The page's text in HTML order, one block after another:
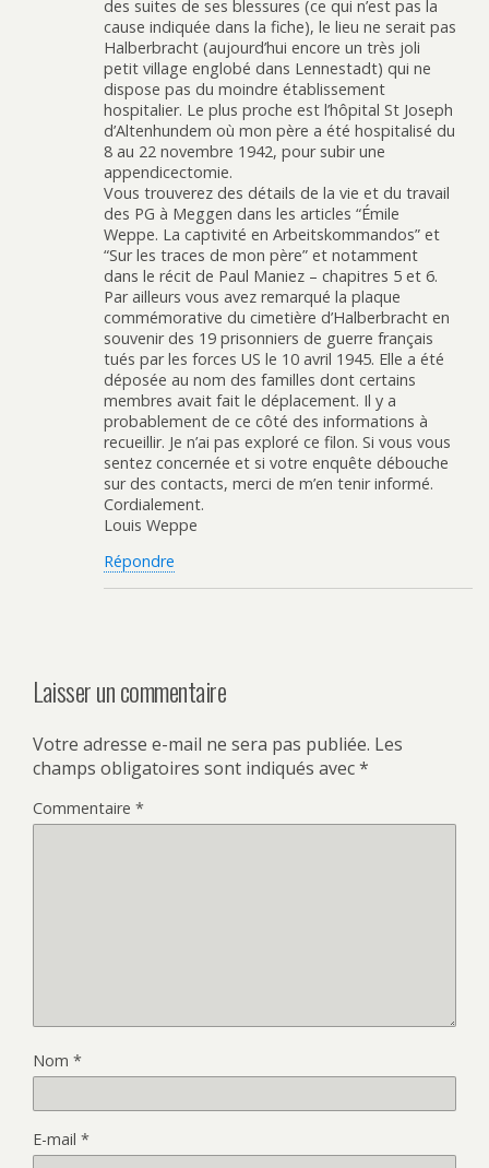
des suites de ses blessures (ce qui n’est pas la
cause indiquée dans la fiche), le lieu ne serait pas
Halberbracht (aujourd’hui encore un très joli
petit village englobé dans Lennestadt) qui ne
dispose pas du moindre établissement
hospitalier. Le plus proche est l’hôpital St Joseph
d’Altenhundem où mon père a été hospitalisé du
8 au 22 novembre 1942, pour subir une
appendicectomie.
Vous trouverez des détails de la vie et du travail
des PG à Meggen dans les articles “Émile
Weppe. La captivité en Arbeitskommandos” et
“Sur les traces de mon père” et notamment
dans le récit de Paul Maniez – chapitres 5 et 6.
Par ailleurs vous avez remarqué la plaque
commémorative du cimetière d’Halberbracht en
souvenir des 19 prisonniers de guerre français
tués par les forces US le 10 avril 1945. Elle a été
déposée au nom des familles dont certains
membres avait fait le déplacement. Il y a
probablement de ce côté des informations à
recueillir. Je n’ai pas exploré ce filon. Si vous vous
sentez concernée et si votre enquête débouche
sur des contacts, merci de m’en tenir informé.
Cordialement.
Louis Weppe
Répondre
Laisser un commentaire
Votre adresse e-mail ne sera pas publiée. Les
champs obligatoires sont indiqués avec*
Commentaire *
Nom *
E-mail *